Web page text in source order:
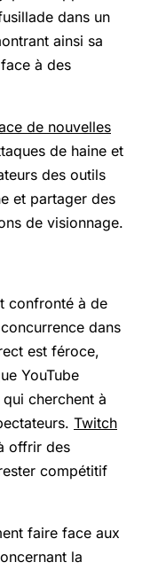
dans un
ainsi sa
à des
de nouvelles
de haine et
des outils
et partager des
de visionnage.
confronté à de
dans
est féroce,
YouTube
cherchent à
Twitch
offrir des
compétitif
faire face aux
la